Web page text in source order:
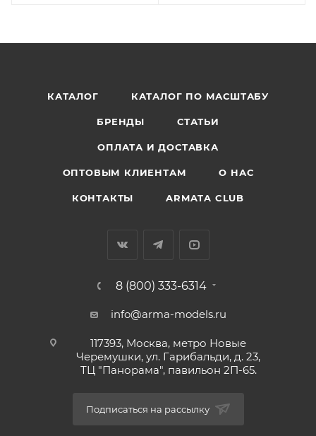
КАТАЛОГ КАТАЛОГ ПО МАСШТАБУ
БРЕНДЫ СТАТЬИ
ОПЛАТА И ДОСТАВКА
ОПТОВЫМ КЛИЕНТАМ О НАС
КОНТАКТЫ ARMATA CLUB
8 (800) 333-6314
info@arma-models.ru
117393, Москва, метро Новые
Черемушки, ул. Гарибальди, д. 23,
ТЦ "Панорама", павильон 2П-65.
Подписаться на рассылку